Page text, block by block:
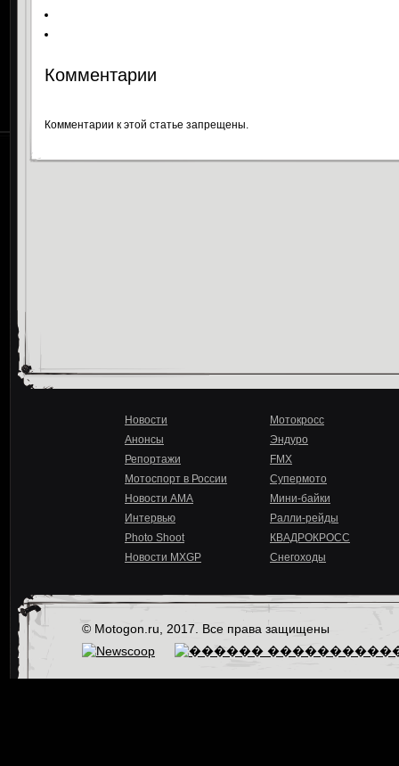
Комментарии
Комментарии к этой статье запрещены.
Новости
Анонсы
Репортажи
Мотоспорт в России
Новости AMA
Интервью
Photo Shoot
Новости MXGP
Мотокросс
Эндуро
FMX
Супермото
Мини-байки
Ралли-рейды
КВАДРОКРОСС
Снегоходы
© Motogon.ru, 2017. Все права защищены